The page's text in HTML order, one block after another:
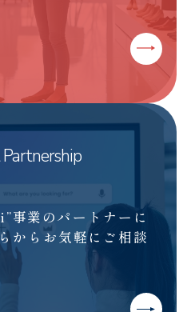
業のパートナーに
からお気軽にご相談